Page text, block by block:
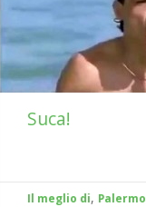
Suca!
Il meglio di, Palermo